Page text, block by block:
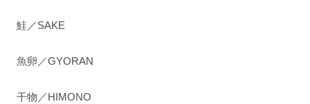
鮭／SAKE
魚卵／GYORAN
干物／HIMONO